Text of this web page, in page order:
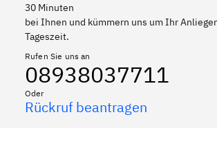
30 Minuten
bei Ihnen und kümmern uns um Ihr
Tageszeit.
Rufen Sie uns an
08938037711
Oder
Rückruf beantragen